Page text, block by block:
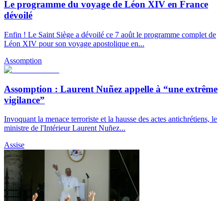
Le programme du voyage de Léon XIV en France
dévoilé
Enfin ! Le Saint Siège a dévoilé ce 7 août le programme complet de
Léon XIV pour son voyage apostolique en...
Assomption
Assomption : Laurent Nuñez appelle à “une extrême
vigilance”
Invoquant la menace terroriste et la hausse des actes antichrétiens, le
ministre de l'Intérieur Laurent Nuñez...
Assise